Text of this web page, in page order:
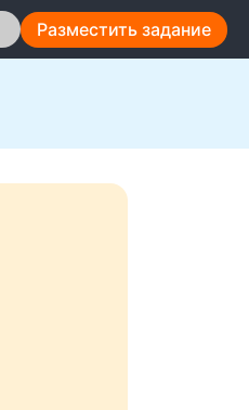
Разместить задание